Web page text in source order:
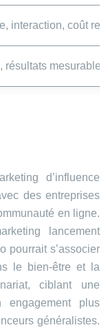
interaction, coût
résultats
d’influence
des entreprises
en ligne.
lancement
pourrait s’associer
le bien-être et la
ciblant une
engagement plus
généralistes.